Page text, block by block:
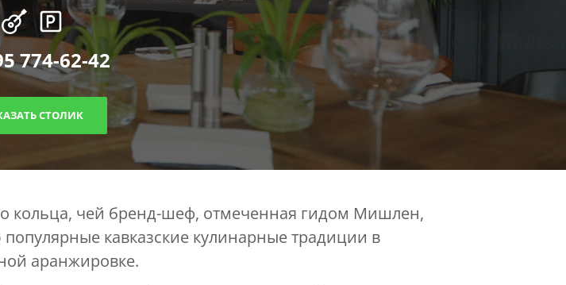
774-62-42
СТОЛИК
кольца, чей бренд-шеф, отмеченная гидом Мишлен,
кавказские кулинарные традиции в
аранжировке.